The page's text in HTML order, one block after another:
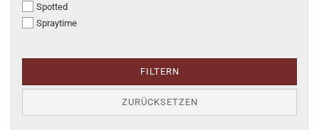
Spotted
Spraytime
FILTERN
ZURÜCKSETZEN